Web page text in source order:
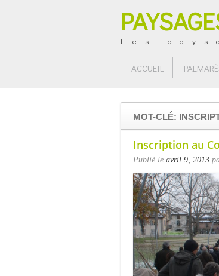
Les
ACCUEIL
MOT-CLÉ:
Inscription au
Publié le avril 9, 2013